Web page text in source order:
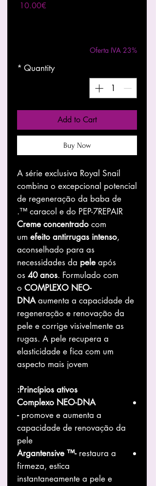
10.00€
Oferta IVA 23%
Quantity
*
Add to Cart
Buy Now
A série exclusiva Royal Snail
combina o excepcional potencial
de regeneração da baba de
caracol e do PEP-7REPAIR ™.
Creme concentrado com
um efeito antirrugas intenso,
aconselhado para as
necessidades da pele após
os 40 anos. Formulado com
o COMPLEXO NEO-
DNAaumenta a capacidade de
regeneração e renovação da
pele e corrige visivelmente as
rugas. A pele recupera a
elasticidade e fica com um
aspecto mais jovem
Princípios ativos
:
Complexo NEO-DNA
-promove e aumenta a
capacidade de renovação da
pele
Argantensive ™- restaura a
firmeza, estica
instantaneamente a pele e